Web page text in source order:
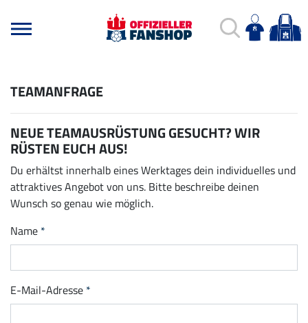
TEAMANFRAGE
NEUE TEAMAUSRÜSTUNG GESUCHT? WIR
RÜSTEN EUCH AUS!
Du erhältst innerhalb eines Werktages dein individuelles und
attraktives Angebot von uns. Bitte beschreibe deinen
Wunsch so genau wie möglich.
Name
E-Mail-Adresse